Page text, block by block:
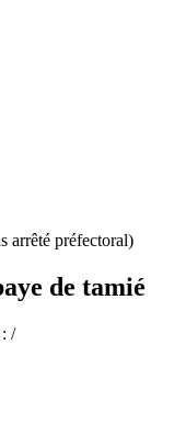
arrêté préfectoral)
de tamié
/